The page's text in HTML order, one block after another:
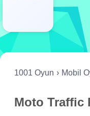
1001 Oyun Mobil
Moto Traffic